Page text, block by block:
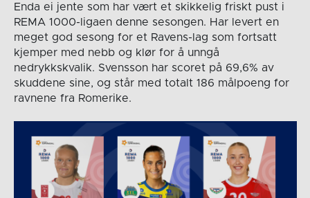
Enda ei jente som har vært et skikkelig friskt pust i
REMA 1000-ligaen denne sesongen. Har levert en
meget god sesong for et Ravens-lag som fortsatt
kjemper med nebb og klør for å unngå
nedrykkskvalik. Svensson har scoret på 69,6% av
skuddene sine, og står med totalt 186 målpoeng for
ravnene fra Romerike.